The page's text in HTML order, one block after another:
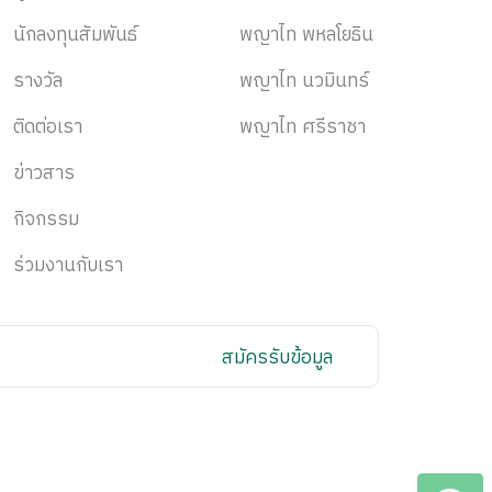
นักลงทุนสัมพันธ์
รางวัล
ติดต่อเรา
ข่าวสาร
กิจกรรม
ร่วมงานกับเรา
พญาไท พหลโยธิน
พญาไท นวมินทร์
พญาไท ศรีราชา
สมัครรับข้อมูล